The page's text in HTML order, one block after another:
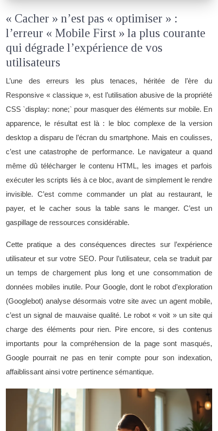
« Cacher » n’est pas « optimiser » :
l’erreur « Mobile First » la plus courante
qui dégrade l’expérience de vos
utilisateurs
L’une des erreurs les plus tenaces, héritée de l’ère du
Responsive « classique », est l’utilisation abusive de la propriété
CSS `display: none;` pour masquer des éléments sur mobile. En
apparence, le résultat est là : le bloc complexe de la version
desktop a disparu de l’écran du smartphone. Mais en coulisses,
c’est une catastrophe de performance. Le navigateur a quand
même dû télécharger le contenu HTML, les images et parfois
exécuter les scripts liés à ce bloc, avant de simplement le rendre
invisible. C’est comme commander un plat au restaurant, le
payer, et le cacher sous la table sans le manger. C’est un
gaspillage de ressources considérable.
Cette pratique a des conséquences directes sur l’expérience
utilisateur et sur votre SEO. Pour l’utilisateur, cela se traduit par
un temps de chargement plus long et une consommation de
données mobiles inutile. Pour Google, dont le robot d’exploration
(Googlebot) analyse désormais votre site avec un agent mobile,
c’est un signal de mauvaise qualité. Le robot « voit » un site qui
charge des éléments pour rien. Pire encore, si des contenus
importants pour la compréhension de la page sont masqués,
Google pourrait ne pas en tenir compte pour son indexation,
affaiblissant ainsi votre pertinence sémantique.